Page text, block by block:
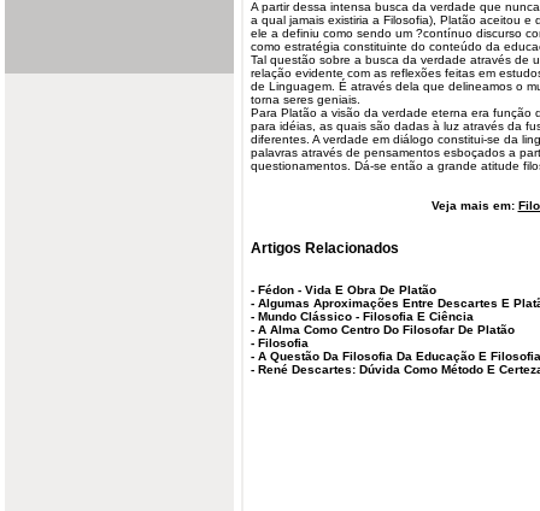
A partir dessa intensa busca da verdade que
a qual jamais existiria a Filosofia), Platão aceitou e
ele a definiu como sendo um ?contínuo discurso
como estratégia constituinte do conteúdo da
Tal questão sobre a busca da verdade através de
relação evidente com as reflexões feitas em
de Linguagem. É através dela que delineamos o
torna seres geniais.
Para Platão a visão da verdade eterna era função
para idéias, as quais são dadas à luz através da
diferentes. A verdade em diálogo constitui-se da
palavras através de pensamentos esboçados a
questionamentos. Dá-se então a grande atitude
Veja mais em:
Artigos Relacionados
- Fédon - Vida E Obra De Platão
- Algumas Aproximações Entre Descartes E
- Mundo Clássico - Filosofia E Ciência
- A Alma Como Centro Do Filosofar De Platão
- Filosofia
- A Questão Da Filosofia Da Educação E
- René Descartes: Dúvida Como Método E